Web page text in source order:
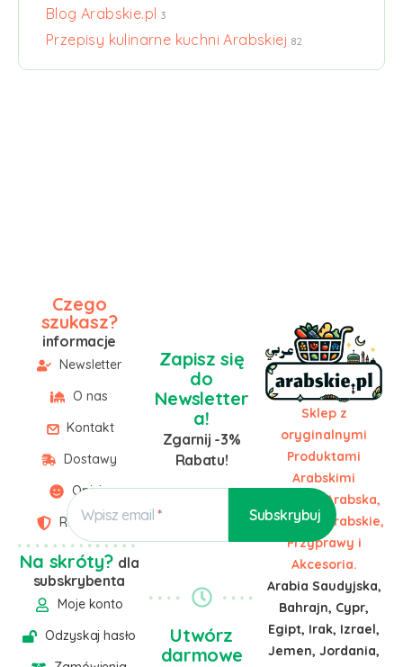
Blog Arabskie.pl 3
Przepisy kulinarne kuchni Arabskiej 82
Czego
szukasz?
informacje
Newsletter
O nas
Kontakt
Dostawy
Opinie
Regulamin
Na skróty? dla
subskrybenta
Moje konto
Odzyskaj hasło
Sklep z
oryginalnymi
Produktami
Arabskimi
Żywność Arabska,
Słodycze Arabskie,
Przyprawy i
Akcesoria.
Arabia Saudyjska,
Bahrajn, Cypr,
Egipt, Irak, Izrael,
Jemen, Jordania,
Zapisz się
do
Newsletter
a!
Zgarnij -3%
Rabatu!
Wpisz email
Utwórz
darmowe